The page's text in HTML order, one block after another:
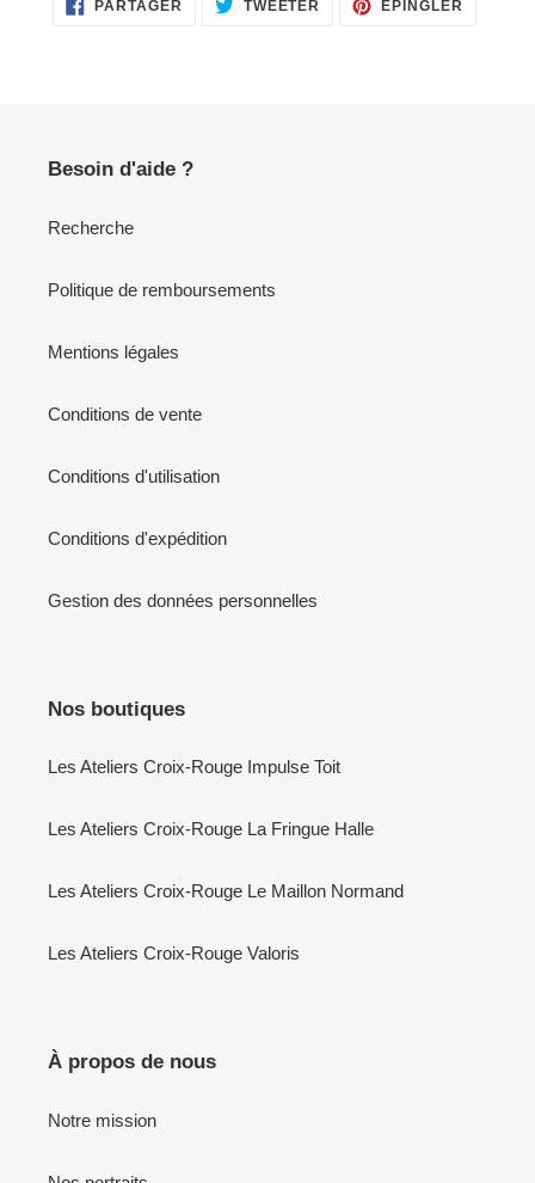
PARTAGER
SUR
TWEETER
SUR
ÉPINGLER
Besoin d'aide ?
Recherche
Politique de remboursements
Mentions légales
Conditions de vente
Conditions d'utilisation
Conditions d'expédition
Gestion des données personnelles
Nos boutiques
Les Ateliers Croix-Rouge Impulse Toit
Les Ateliers Croix-Rouge La Fringue Halle
Les Ateliers Croix-Rouge Le Maillon Normand
Les Ateliers Croix-Rouge Valoris
À propos de nous
Notre mission